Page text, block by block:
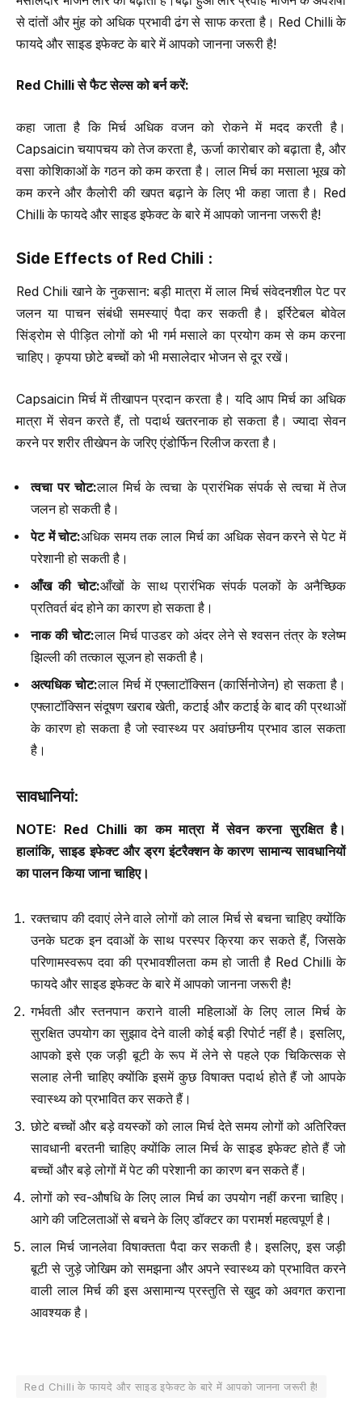
से दांतों और मुंह को अधिक प्रभावी ढंग से साफ करता है। Red Chilli के
फायदे और साइड इफेक्ट के बारे में आपको जानना जरूरी है!
Red Chilliसे फैट सेल्स को बर्न करें:
कहा जाता है कि मिर्च अधिक वजन को रोकने में मदद करती है।
Capsaicin चयापचय को तेज करता है, ऊर्जा कारोबार को बढ़ाता है, और
वसा कोशिकाओं के गठन को कम करता है। लाल मिर्च का मसाला भूख को
कम करने और कैलोरी की खपत बढ़ाने के लिए भी कहा जाता है। Red
Chilli के फायदे और साइड इफेक्ट के बारे में आपको जानना जरूरी है!
Side Effects of Red Chili :
Red Chili खाने के नुकसान: बड़ी मात्रा में लाल मिर्च संवेदनशील पेट पर
जलन या पाचन संबंधी समस्याएं पैदा कर सकती है। इर्रिटेबल बोवेल
सिंड्रोम से पीड़ित लोगों को भी गर्म मसाले का प्रयोग कम से कम करना
चाहिए। कृपया छोटे बच्चों को भी मसालेदार भोजन से दूर रखें।
Capsaicin मिर्च में तीखापन प्रदान करता है। यदि आप मिर्च का अधिक
मात्रा में सेवन करते हैं, तो पदार्थ खतरनाक हो सकता है। ज्यादा सेवन
करने पर शरीर तीखेपन के जरिए एंडोर्फिन रिलीज करता है।
त्वचा पर चोट:लाल मिर्च के त्वचा के प्रारंभिक संपर्क से त्वचा में तेज
जलन हो सकती है।
पेट में चोट:अधिक समय तक लाल मिर्च का अधिक सेवन करने से पेट में
परेशानी हो सकती है।
आँख की चोट:आँखों के साथ प्रारंभिक संपर्क पलकों के अनैच्छिक
प्रतिवर्त बंद होने का कारण हो सकता है।
नाक की चोट:लाल मिर्च पाउडर को अंदर लेने से श्वसन तंत्र के श्लेष्म
झिल्ली की तत्काल सूजन हो सकती है।
अत्यधिक चोट:लाल मिर्च में एफ्लाटॉक्सिन (कार्सिनोजेन) हो सकता है।
एफ्लाटॉक्सिन संदूषण खराब खेती, कटाई और कटाई के बाद की प्रथाओं
के कारण हो सकता है जो स्वास्थ्य पर अवांछनीय प्रभाव डाल सकता
है।
सावधानियां:
NOTE: Red Chilliका कम मात्रा में सेवन करना सुरक्षित है।
हालांकि,साइड इफेक्ट और ड्रग इंटरैक्शन के कारण सामान्य सावधानियों
का पालन किया जाना चाहिए।
रक्तचाप की दवाएं लेने वाले लोगों को लाल मिर्च से बचना चाहिए क्योंकि
उनके घटक इन दवाओं के साथ परस्पर क्रिया कर सकते हैं, जिसके
परिणामस्वरूप दवा की प्रभावशीलता कम हो जाती है Red Chilli के
फायदे और साइड इफेक्ट के बारे में आपको जानना जरूरी है!
गर्भवती और स्तनपान कराने वाली महिलाओं के लिए लाल मिर्च के
सुरक्षित उपयोग का सुझाव देने वाली कोई बड़ी रिपोर्ट नहीं है। इसलिए,
आपको इसे एक जड़ी बूटी के रूप में लेने से पहले एक चिकित्सक से
सलाह लेनी चाहिए क्योंकि इसमें कुछ विषाक्त पदार्थ होते हैं जो आपके
स्वास्थ्य को प्रभावित कर सकते हैं।
छोटे बच्चों और बड़े वयस्कों को लाल मिर्च देते समय लोगों को अतिरिक्त
सावधानी बरतनी चाहिए क्योंकि लाल मिर्च के साइड इफेक्ट होते हैं जो
बच्चों और बड़े लोगों में पेट की परेशानी का कारण बन सकते हैं।
लोगों को स्व-औषधि के लिए लाल मिर्च का उपयोग नहीं करना चाहिए।
आगे की जटिलताओं से बचने के लिए डॉक्टर का परामर्श महत्वपूर्ण है।
लाल मिर्च जानलेवा विषाक्तता पैदा कर सकती है। इसलिए, इस जड़ी
बूटी से जुड़े जोखिम को समझना और अपने स्वास्थ्य को प्रभावित करने
वाली लाल मिर्च की इस असामान्य प्रस्तुति से खुद को अवगत कराना
आवश्यक है।
Red Chilli के फायदे और साइड इफेक्ट के बारे में आपको जानना जरूरी है!